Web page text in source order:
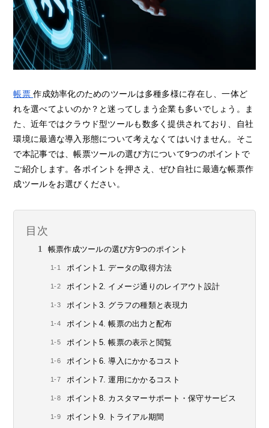
帳票作成効率化のためのツールは多種多様に存在し、一体ど
れを選べてよいのか？と迷ってしまう企業も多いでしょう。ま
た、近年ではクラウド型ツールも数多く提供されており、自社
環境に最適な導入形態について考えなくてはいけません。そこ
で本記事では、帳票ツールの選び方について9つのポイントで
ご紹介します。各ポイントを押さえ、ぜひ自社に最適な帳票作
成ツールをお選びください。
目次
帳票作成ツールの選び方9つのポイント
ポイント1. データの取得方法
ポイント2. イメージ通りのレイアウト設計
ポイント3. グラフの種類と表現力
ポイント4. 帳票の出力と配布
ポイント5. 帳票の表示と閲覧
ポイント6. 導入にかかるコスト
ポイント7. 運用にかかるコスト
ポイント8. カスタマーサポート・保守サービス
ポイント9. トライアル期間